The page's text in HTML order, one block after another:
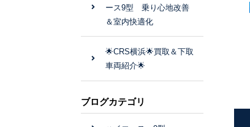
ース9型 乗り心地改善
＆室内快適化
🌟CRS横浜🌟買取＆下取
車両紹介🌟
ブログカテゴリ